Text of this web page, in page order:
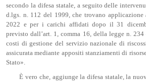
secondo la difesa statale, a seguito delle
d.lgs. n. 112 del 1999, che trovano applicazione
2022 e per i carichi affidati dopo il 31
previsto dall’art. 1, comma 16, della legge n.
costi di gestione del servizio nazionale di
assicurata mediante appositi stanziamenti di
Stato».
È vero che, aggiunge la difesa statale, la